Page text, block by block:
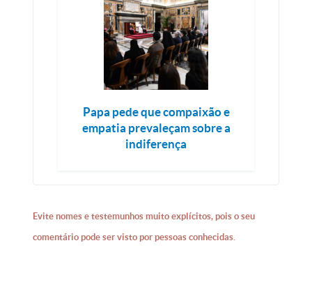
Papa pede que compaixão e
empatia prevaleçam sobre a
indiferença
Evite nomes e testemunhos muito explícitos, pois o seu
comentário pode ser visto por pessoas conhecidas.